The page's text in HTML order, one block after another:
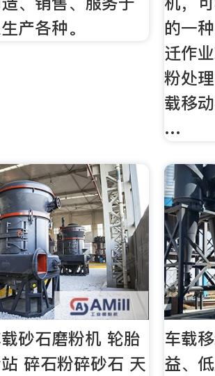
产各种。
的一
迁作
粉处
载移
…
砂石磨粉机 轮胎
碎石粉碎砂石 天
车载
益、